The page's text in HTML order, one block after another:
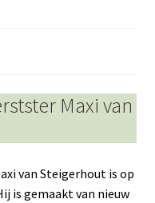
Maxi van
van Steigerhout is op
is gemaakt van nieuw